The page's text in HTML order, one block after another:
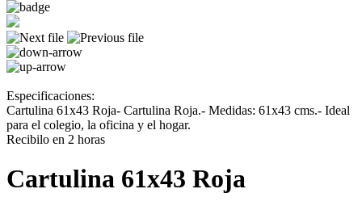
Especificaciones:
Cartulina 61x43 Roja- Cartulina Roja.- Medidas: 61x43 cms.- Ideal
para el colegio, la oficina y el hogar.
Recibilo en 2 horas
Cartulina 61x43 Roja